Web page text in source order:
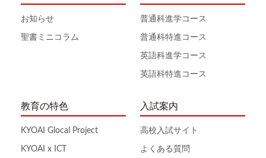
お知らせ
聖書ミニコラム
普通科進学コース
普通科特進コース
英語科進学コース
英語科特進コース
教育の特色
KYOAI Glocal Project
KYOAI x ICT
入試案内
高校入試サイト
よくある質問